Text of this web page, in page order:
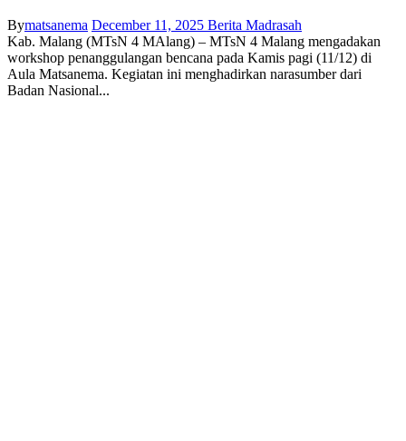
Bymatsanema December 11, 2025 Berita Madrasah
Kab. Malang (MTsN 4 MAlang) – MTsN 4 Malang mengadakan
workshop penanggulangan bencana pada Kamis pagi (11/12) di
Aula Matsanema. Kegiatan ini menghadirkan narasumber dari
Badan Nasional...